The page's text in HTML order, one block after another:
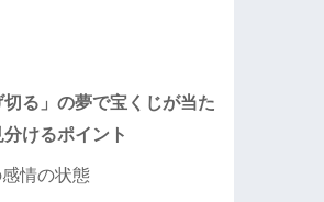
切る」の夢で宝くじが当た
けるポイント
情の状態